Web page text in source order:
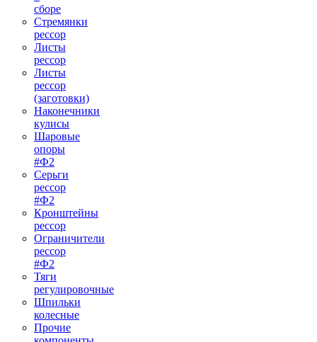
сборе
Стремянки
рессор
Листы
рессор
Листы
рессор
(заготовки)
Наконечники
кулисы
Шаровые
опоры
#Ф2
Серьги
рессор
#Ф2
Кронштейны
рессор
Ограничители
рессор
#Ф2
Тяги
регулировочные
Шпильки
колесные
Прочие